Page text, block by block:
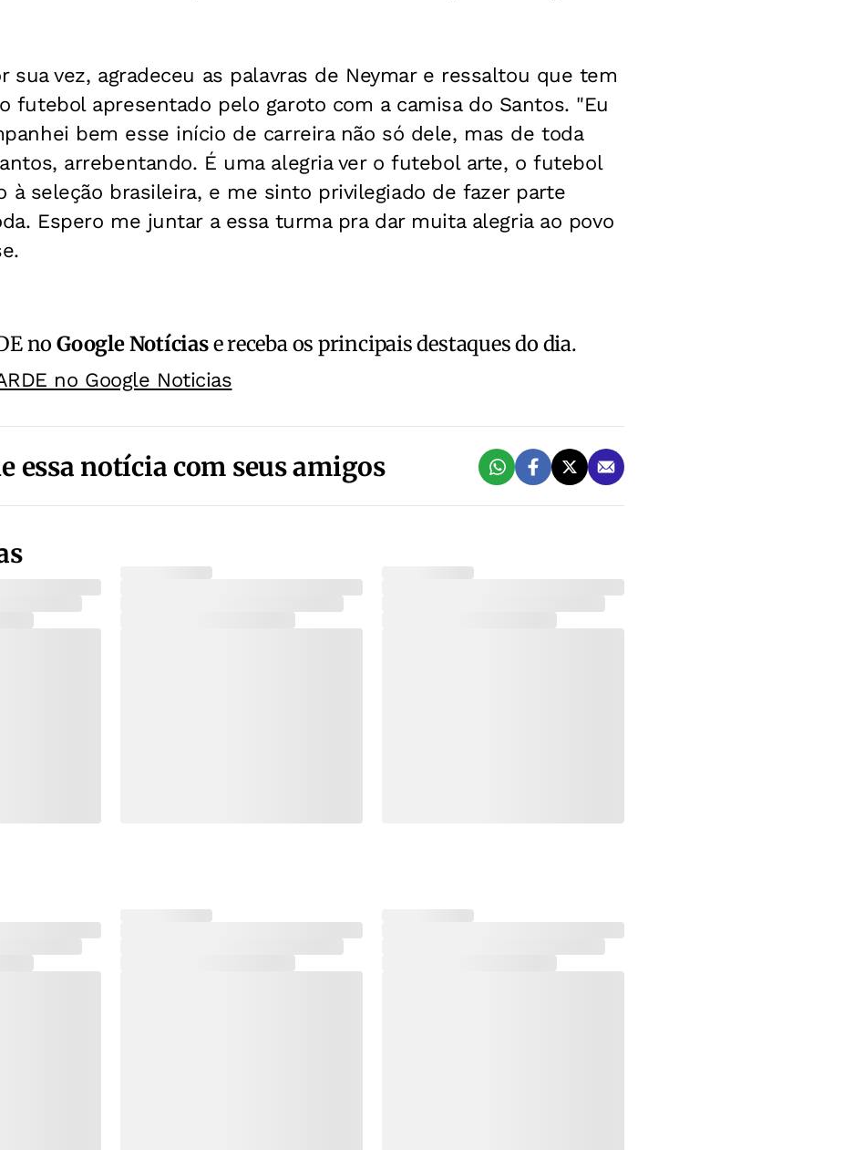
sua vez, agradeceu as palavras de Neymar e ressaltou que tem
futebol apresentado pelo garoto com a camisa do Santos. "Eu
bem esse início de carreira não só dele, mas de toda
arrebentando. É uma alegria ver o futebol arte, o futebol
à seleção brasileira, e me sinto privilegiado de fazer parte
Espero me juntar a essa turma pra dar muita alegria ao povo
noGoogle Notíciase receba os principais destaques do dia.
no Google Noticias
essa notícia com seus amigos